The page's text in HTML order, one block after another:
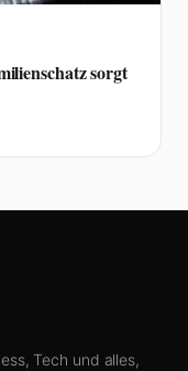
sorgt
Tech und alles,